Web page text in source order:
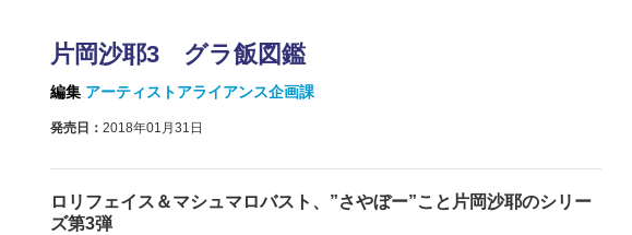
片岡沙耶3 グラ飯図鑑
編集 アーティストアライアンス企画課
発売日： 2018年01月31日
ロリフェイス＆マシュマロバスト、”さやぼー”こと片岡沙耶のシリー
ズ第3弾